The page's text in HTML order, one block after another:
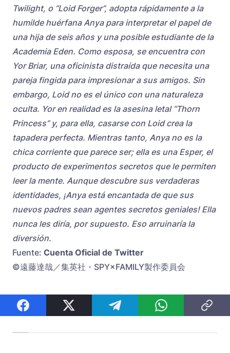
Twilight, o “Loid Forger”, adopta rápidamente a la
humilde huérfana Anya para interpretar el papel de
una hija de seis años y una posible estudiante de la
Academia Eden. Como esposa, se encuentra con
Yor Briar, una oficinista distraída que necesita una
pareja fingida para impresionar a sus amigos. Sin
embargo, Loid no es el único con una naturaleza
oculta. Yor en realidad es la asesina letal “Thorn
Princess” y, para ella, casarse con Loid crea la
tapadera perfecta. Mientras tanto, Anya no es la
chica corriente que parece ser; ella es una Esper, el
producto de experimentos secretos que le permiten
leer la mente. Aunque descubre sus verdaderas
identidades, ¡Anya está encantada de que sus
nuevos padres sean agentes secretos geniales! Ella
nunca les diría, por supuesto. Eso arruinaría la
diversión.
Fuente: Cuenta Oficial de Twitter
©遠藤達哉／集英社・SPY×FAMILY製作委員会